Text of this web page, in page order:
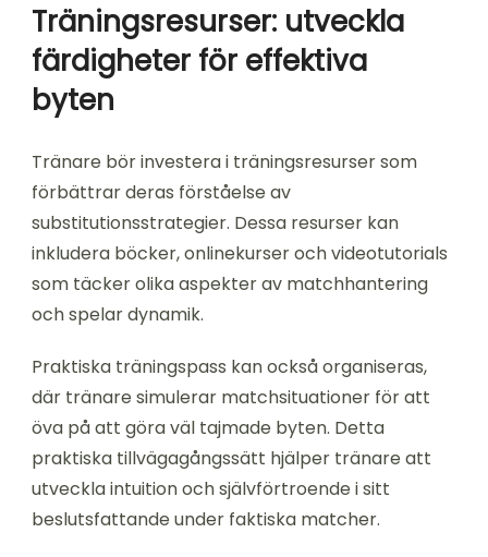
Träningsresurser: utveckla
färdigheter för effektiva
byten
Tränare bör investera i träningsresurser som
förbättrar deras förståelse av
substitutionsstrategier. Dessa resurser kan
inkludera böcker, onlinekurser och videotutorials
som täcker olika aspekter av matchhantering
och spelar dynamik.
Praktiska träningspass kan också organiseras,
där tränare simulerar matchsituationer för att
öva på att göra väl tajmade byten. Detta
praktiska tillvägagångssätt hjälper tränare att
utveckla intuition och självförtroende i sitt
beslutsfattande under faktiska matcher.